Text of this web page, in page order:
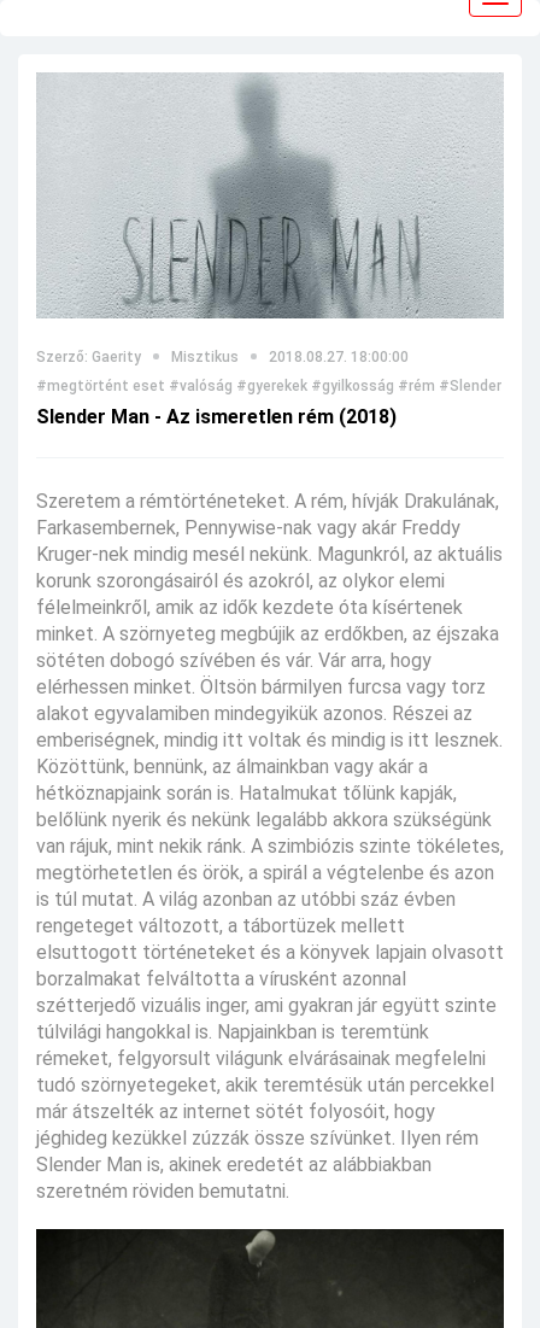
Szerző: Gaerity Misztikus
2018.08.27. 18:00:00
#megtörtént eset #valóság #gyerekek #gyilkosság #rém #Slender Man
Slender Man - Az ismeretlen rém (2018)
Szeretem a rémtörténeteket. A rém, hívják Drakulának,
Farkasembernek, Pennywise-nak vagy akár Freddy
Kruger-nek mindig mesél nekünk. Magunkról, az aktuális
korunk szorongásairól és azokról, az olykor elemi
félelmeinkről, amik az idők kezdete óta kísértenek
minket. A szörnyeteg megbújik az erdőkben, az éjszaka
sötéten dobogó szívében és vár. Vár arra, hogy
elérhessen minket. Öltsön bármilyen furcsa vagy torz
alakot egyvalamiben mindegyikük azonos. Részei az
emberiségnek, mindig itt voltak és mindig is itt lesznek.
Közöttünk, bennünk, az álmainkban vagy akár a
hétköznapjaink során is. Hatalmukat tőlünk kapják,
belőlünk nyerik és nekünk legalább akkora szükségünk
van rájuk, mint nekik ránk. A szimbiózis szinte tökéletes,
megtörhetetlen és örök, a spirál a végtelenbe és azon
is túl mutat. A világ azonban az utóbbi száz évben
rengeteget változott, a tábortüzek mellett
elsuttogott történeteket és a könyvek lapjain olvasott
borzalmakat felváltotta a vírusként azonnal
szétterjedő vizuális inger, ami gyakran jár együtt szinte
túlvilági hangokkal is. Napjainkban is teremtünk
rémeket, felgyorsult világunk elvárásainak megfelelni
tudó szörnyetegeket, akik teremtésük után percekkel
már átszelték az internet sötét folyosóit, hogy
jéghideg kezükkel zúzzák össze szívünket. Ilyen rém
Slender Man is, akinek eredetét az alábbiakban
szeretném röviden bemutatni.